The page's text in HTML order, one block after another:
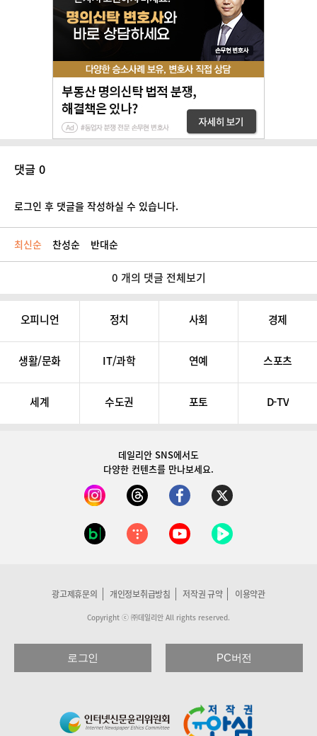
댓글 0
로그인 후 댓글을 작성하실 수 있습니다.
최신순 찬성순 반대순
0 개의 댓글 전체보기
오피니언 정치 사회 경제
생활/문화 IT/과학 연예 스포츠
세계 수도권 포토 D-TV
데일리안 SNS에서도
다양한 컨텐츠를 만나보세요.
광고제휴문의 개인정보취급방침 저작권 규약 이용약관
Copyright ⓒ ㈜데일리안 All rights reserved.
로그인 PC버전